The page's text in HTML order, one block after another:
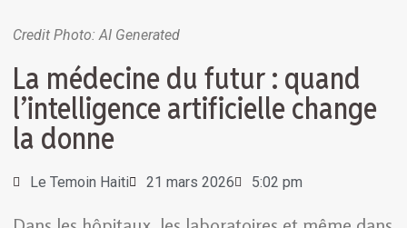
Credit Photo: AI Generated
La médecine du futur : quand
l’intelligence artificielle change
la donne
Le Temoin Haiti 21 mars 2026 5:02 pm